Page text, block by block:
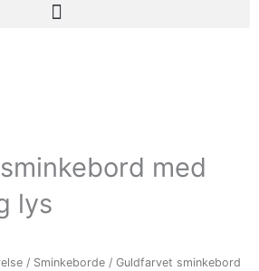
med
lys
/ Sminkeborde / Guldfarvet sminkebord